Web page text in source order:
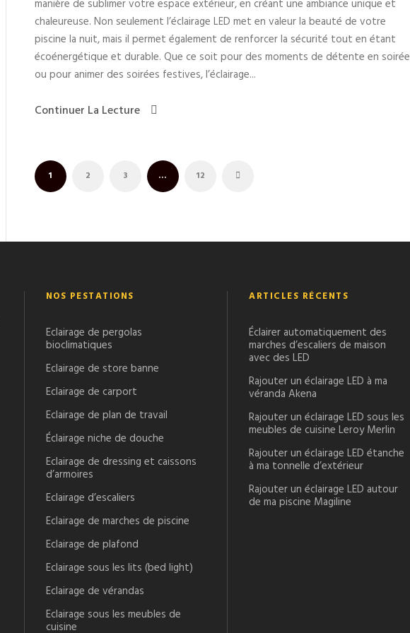
manière de sublimer votre espace extérieur, en créant une ambiance unique et
chaleureuse. Non seulement l’éclairage LED met en valeur la beauté de votre
piscine la nuit, mais il permet également de renforcer la sécurité tout en étant
écoénergétique et durable. Que ce soit pour des moments de détente en soirée
ou pour animer des soirées festives, l’éclairage...
Continuer La Lecture
1 2 3 … 12
NOS PESTATIONS
Eclairage de pergolas
bioclimatiques
Eclairage de store banne
Eclairage de carport
Eclairage de plan de travail
Éclairage niche de douche
Eclairage de dressing et caissons
d’armoires
Eclairage d’escaliers
Eclairage de marches de piscine
Eclairage de plafond
Eclairage sous les lits (bed light)
Eclairage de vérandas
Eclairage sous les meubles de
cuisine
ARTICLES RÉCENTS
Éclairer automatiquement des
marches d’escaliers de maison
avec des LED
Rajouter un éclairage LED à ma
véranda Akena
Rajouter un éclairage LED sous les
meubles de cuisine Leroy Merlin
Rajouter un éclairage LED étanche
à ma tonnelle d’extérieur
Rajouter un éclairage LED autour
de ma piscine Magiline